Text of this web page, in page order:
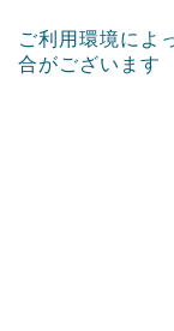
ご利用環境によ
合がございます